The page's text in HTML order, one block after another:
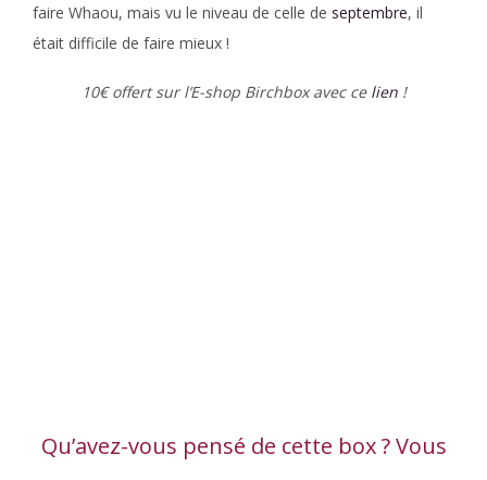
faire Whaou, mais vu le niveau de celle de septembre, il
était difficile de faire mieux !
10€ offert sur l’E-shop Birchbox avec ce lien !
Qu’avez-vous pensé de cette box ? Vous